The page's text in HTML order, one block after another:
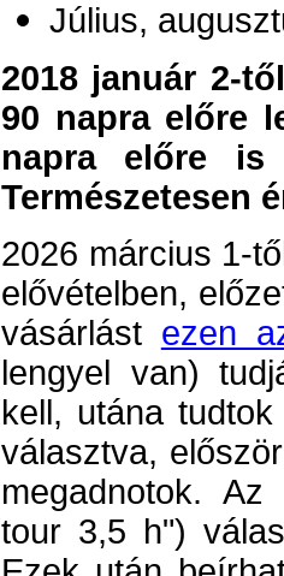
Július,
2018 január 2-
90 napra előre
napra előre is
Természetesen
2026 március 1-
elővételben,
vásárlást ezen
lengyel van)
kell, utána
választva,
megadnotok. Az
tour 3,5 h")